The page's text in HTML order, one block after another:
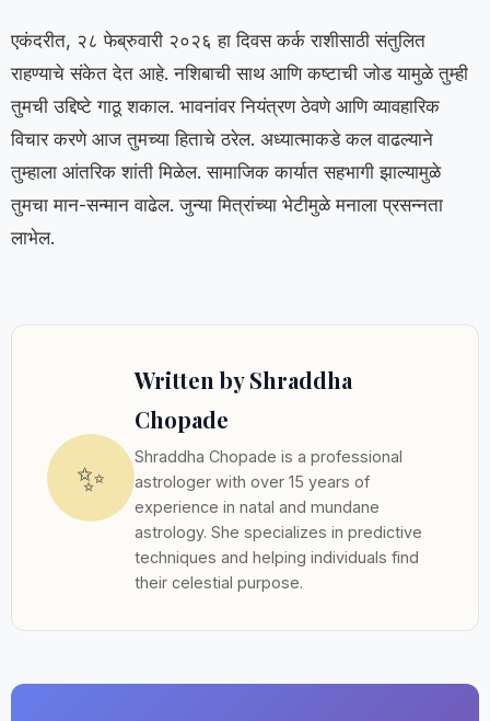
एकंदरीत, २८ फेब्रुवारी २०२६ हा दिवस कर्क राशीसाठी संतुलित
राहण्याचे संकेत देत आहे. नशिबाची साथ आणि कष्टाची जोड यामुळे तुम्ही
तुमची उद्दिष्टे गाठू शकाल. भावनांवर नियंत्रण ठेवणे आणि व्यावहारिक
विचार करणे आज तुमच्या हिताचे ठरेल. अध्यात्माकडे कल वाढल्याने
तुम्हाला आंतरिक शांती मिळेल. सामाजिक कार्यात सहभागी झाल्यामुळे
तुमचा मान-सन्मान वाढेल. जुन्या मित्रांच्या भेटीमुळे मनाला प्रसन्नता
लाभेल.
✨
Written by Shraddha
Chopade
Shraddha Chopade is a professional
astrologer with over 15 years of
experience in natal and mundane
astrology. She specializes in predictive
techniques and helping individuals find
their celestial purpose.